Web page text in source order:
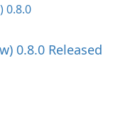
0.8.0 Released